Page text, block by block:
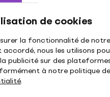
de cookies
la fonctionnalité de notre
nous les utilisons
publicité sur des
à notre politique de
.
Spécifications matérielles